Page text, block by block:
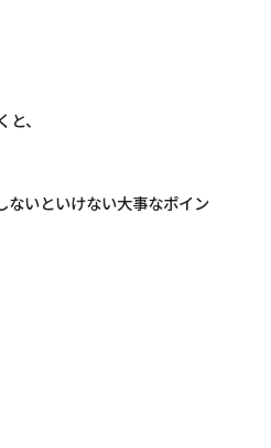
、
ないといけない大事なポイン